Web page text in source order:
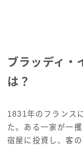
ブラッディ
は？
1831年のフランス
た。ある一家が一
宿屋に投資し、客